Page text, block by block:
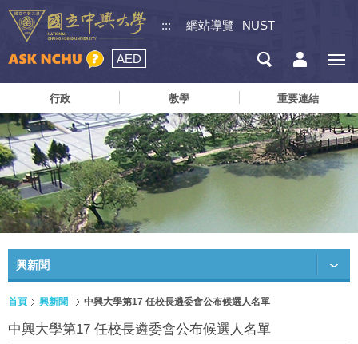
::: 網站導覽 NUST
AED
行政 教學 重要連結
興新聞
首頁 興新聞 中興大學第17 任校長遴委會公布候選人名單
中興大學第17 任校長遴委會公布候選人名單